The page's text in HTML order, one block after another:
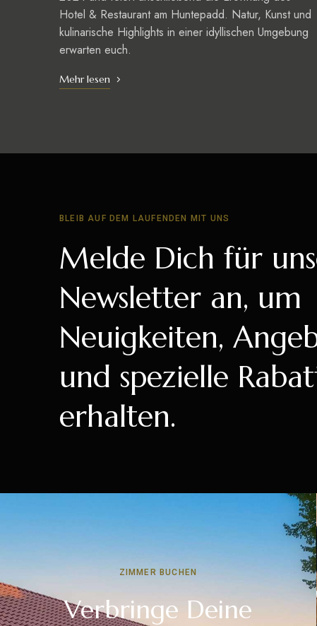
Hotel & Restaurant am Huntepadd. Natur, Kunst und
kulinarische Highlights in einer idyllischen Umgebung
erwarten euch.
Mehr lesen
BLEIB AUF DEM LAUFENDEN MIT UNS
Melde Dich für
Newsletter an, um
Neuigkeiten,
und spezielle
erhalten.
ZIMMER BUCHEN
Verbringe Deine